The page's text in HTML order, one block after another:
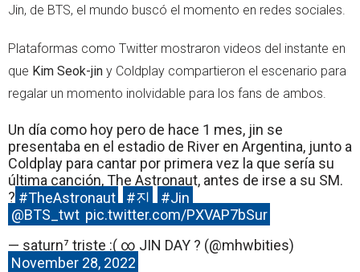
Jin, de BTS, el mundo buscó el momento en redes sociales.
Plataformas como Twitter mostraron videos del instante en
que Kim Seok-jin y Coldplay compartieron el escenario para
regalar un momento inolvidable para los fans de ambos.
Un día como hoy pero de hace 1 mes, jin se
presentaba en el estadio de River en Argentina, junto a
Coldplay para cantar por primera vez la que sería su
última canción, The Astronaut, antes de irse a su SM.
? #TheAstronaut #진
#Jin
@BTS_twt pic.twitter.com/PXVAP7bSur
— saturn⁷ triste :( ∞ JIN DAY ? (@mhwbities)
November 28, 2022